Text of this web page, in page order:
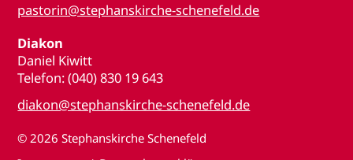
pastorin@stephanskirche-schenefeld.de
Diakon
Daniel Kiwitt
Telefon: (040) 830 19 643
diakon@stephanskirche-schenefeld.de
© 2026 Stephanskirche Schenefeld